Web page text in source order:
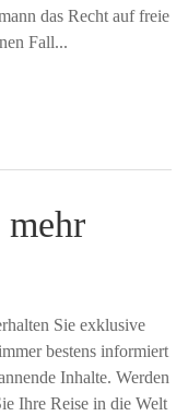
das Recht auf freie
Fall...
Sie exklusive
bestens informiert
Inhalte. Werden
Ihre Reise in die Welt